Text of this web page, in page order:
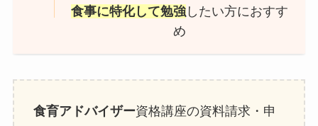
食事に特化して勉強 したい方におすす
め
食育アドバイザー資格講座の資料請求・申